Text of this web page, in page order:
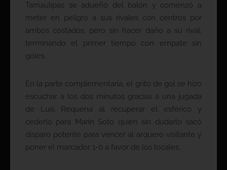
Tamaulipas se adueñó del balón y comenzó a
meter en peligro a sus rivales con centros por
ambos costados, pero sin hacer daño a su rival,
terminando el primer tiempo con empate sin
goles.
En la parte complementaria, el grito de gol se hizo
escuchar a los dos minutos gracias a una jugada
de Luis Requena al recuperar el esférico y
cederlo para Marín Soto quien sin dudarlo sacó
disparo potente para vencer al arquero visitante y
poner el marcador 1-0 a favor de los locales.